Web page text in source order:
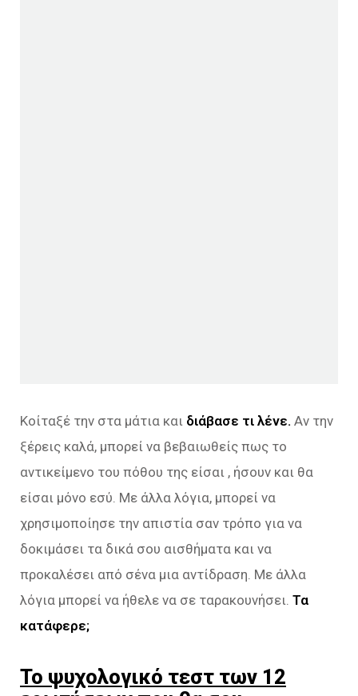
Κοίταξέ την στα μάτια και διάβασε τι λένε. Αν την
ξέρεις καλά, μπορεί να βεβαιωθείς πως το
αντικείμενο του πόθου της είσαι , ήσουν και θα
είσαι μόνο εσύ. Με άλλα λόγια, μπορεί να
χρησιμοποίησε την απιστία σαν τρόπο για να
δοκιμάσει τα δικά σου αισθήματα και να
προκαλέσει από σένα μια αντίδραση. Με άλλα
λόγια μπορεί να ήθελε να σε ταρακουνήσει. Τα
κατάφερε;
Το ψυχολογικό τεστ των 12